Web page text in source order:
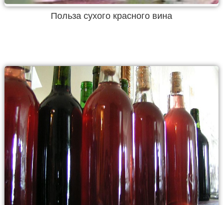
Польза сухого красного вина